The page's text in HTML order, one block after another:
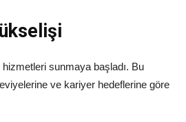
sunmaya başladı. Bu
ve kariyer hedeflerine göre